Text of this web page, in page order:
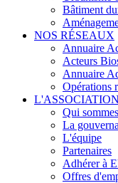
Bâtiment
NOS RÉSEAUX
Annuaire
Acteurs
Annuaire
Opérations
L'ASSOCIATION
Qui
La
L'équipe
Partenaires
Adhérer à
Offres